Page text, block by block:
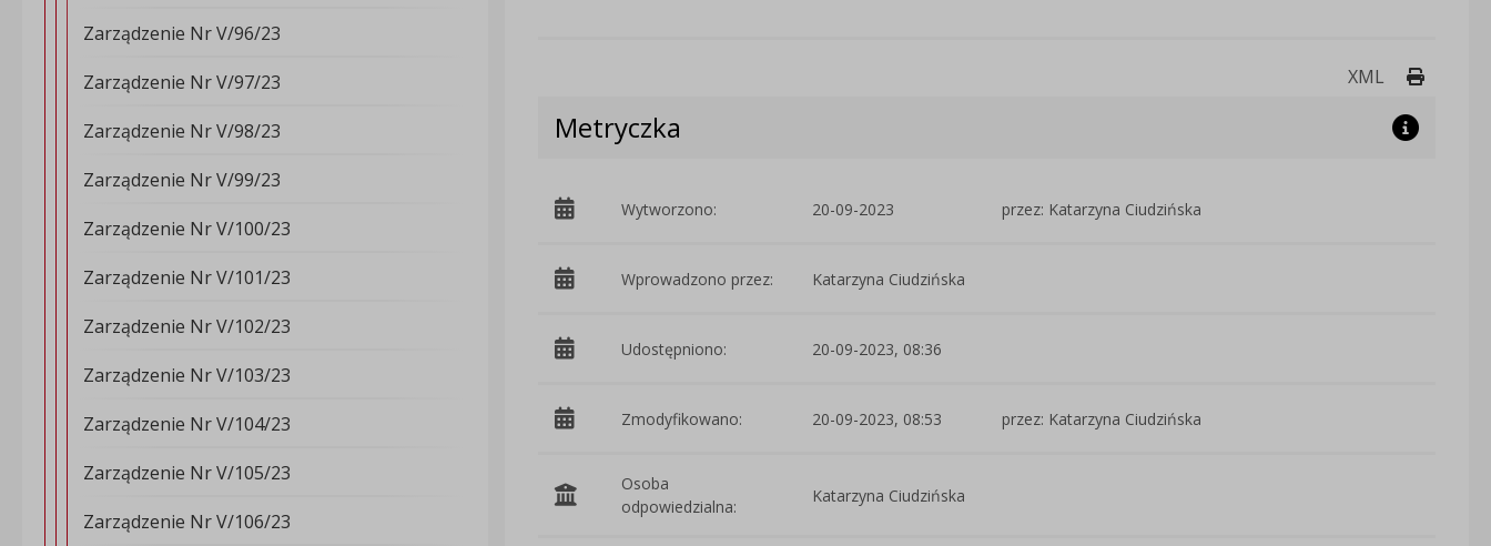
Zarządzenie Nr V/96/23
Zarządzenie Nr V/97/23
Zarządzenie Nr V/98/23
Zarządzenie Nr V/99/23
Zarządzenie Nr V/100/23
Zarządzenie Nr V/101/23
Zarządzenie Nr V/102/23
Zarządzenie Nr V/103/23
Zarządzenie Nr V/104/23
Zarządzenie Nr V/105/23
Zarządzenie Nr V/106/23
XML Drukuj
Metryczka
Wytworzono: 20-09-2023 przez: Katarzyna Ciudzińska
Wprowadzono przez: Katarzyna Ciudzińska
Udostępniono: 20-09-2023, 08:36
Zmodyfikowano: 20-09-2023, 08:53 przez: Katarzyna Ciudzińska
Osoba
odpowiedzialna:
Katarzyna Ciudzińska